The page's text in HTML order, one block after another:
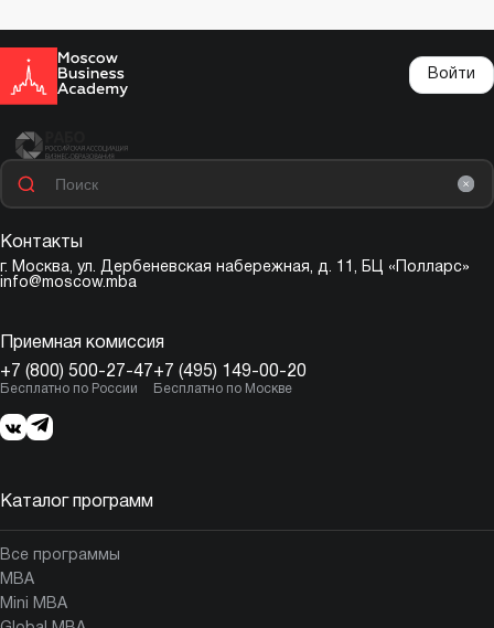
Войти
Контакты
г. Москва, ул. Дербеневская набережная, д. 11, БЦ «Полларс»
info@moscow.mba
Приемная комиссия
+7 (800) 500-27-47
Бесплатно по России
+7 (495) 149-00-20
Бесплатно по Москве
Каталог программ
Все программы
MBA
Mini MBA